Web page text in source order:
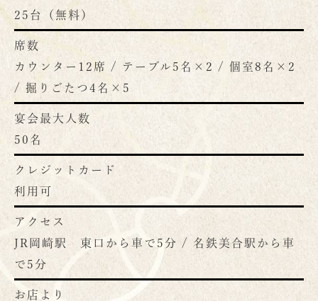
25台（無料）
席数
カウンター12席 / テーブル5名×2 / 個室8名×2
/ 掘りごたつ4名×5
宴会最大人数
50名
クレジットカード
利用可
アクセス
JR岡崎駅 東口から車で5分 / 名鉄美合駅から車
で5分
お店より